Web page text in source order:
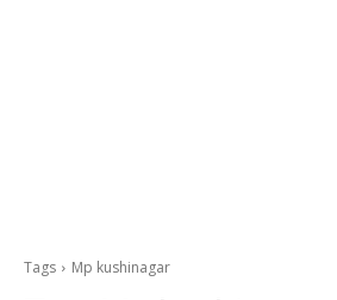
Tags Mp kushinagar